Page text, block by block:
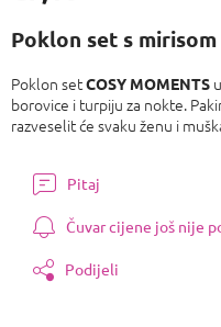
Izmjeri
cijenu:
Poklon set s mirisom
Poklon setCOSY MOMENTS
borovice i turpiju za nokte.
razveselit će svaku ženu i
Pitaj
Čuvar cijene još nije
Podijeli